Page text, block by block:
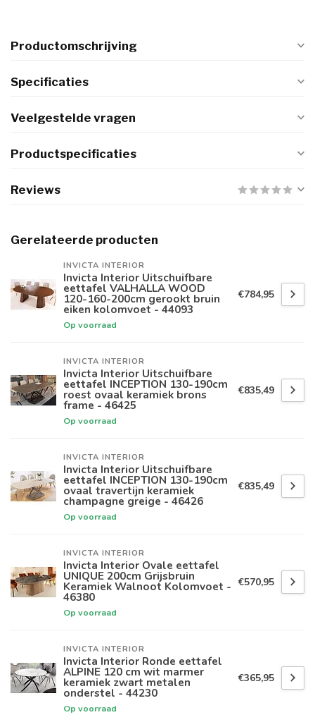
Productomschrijving
Specificaties
Veelgestelde vragen
Productspecificaties
Reviews
Gerelateerde producten
INVICTA INTERIOR
Invicta Interior Uitschuifbare
eettafel VALHALLA WOOD
120-160-200cm gerookt bruin
eiken kolomvoet - 44093
Op voorraad
€784,95
INVICTA INTERIOR
Invicta Interior Uitschuifbare
eettafel INCEPTION 130-190cm
roest ovaal keramiek brons
frame - 46425
Op voorraad
€835,49
INVICTA INTERIOR
Invicta Interior Uitschuifbare
eettafel INCEPTION 130-190cm
ovaal travertijn keramiek
champagne greige - 46426
Op voorraad
€835,49
INVICTA INTERIOR
Invicta Interior Ovale eettafel
UNIQUE 200cm Grijsbruin
Keramiek Walnoot Kolomvoet -
46380
Op voorraad
€570,95
INVICTA INTERIOR
Invicta Interior Ronde eettafel
ALPINE 120 cm wit marmer
keramiek zwart metalen
onderstel - 44230
Op voorraad
€365,95